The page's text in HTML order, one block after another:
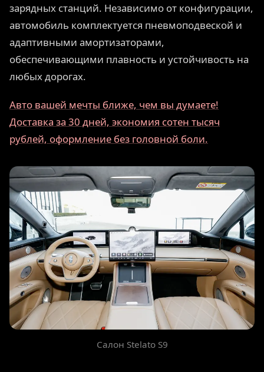
зарядных станций. Независимо от конфигурации,
автомобиль комплектуется пневмоподвеской и
адаптивными амортизаторами,
обеспечивающими плавность и устойчивость на
любых дорогах.
Авто вашей мечты ближе, чем вы думаете!
Доставка за 30 дней, экономия сотен тысяч
рублей, оформление без головной боли.
Салон Stelato S9